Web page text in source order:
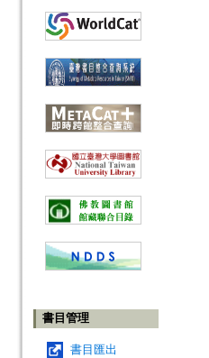
書目管理
書目匯出